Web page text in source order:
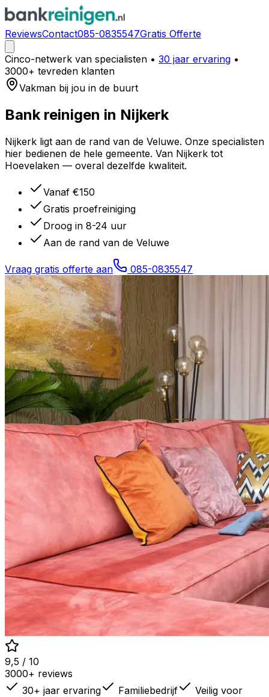
ReviewsContact085-0835547Gratis Offerte
Cinco-netwerk van specialisten • 30 jaar ervaring •
3000+ tevreden klanten
Vakman bij jou in de buurt
Bank reinigen in Nijkerk
Nijkerk ligt aan de rand van de Veluwe. Onze specialisten
hier bedienen de hele gemeente. Van Nijkerk tot
Hoevelaken — overal dezelfde kwaliteit.
Vanaf €150
Gratis proefreiniging
Droog in 8-24 uur
Aan de rand van de Veluwe
Vraag gratis offerte aan 085-0835547
9,5 / 10
3000+ reviews
30+ jaar ervaring
Familiebedrijf
Veilig voor